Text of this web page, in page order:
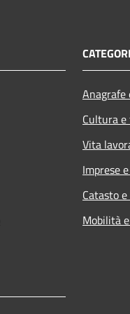
Cultura
Vita
Imprese
Catasto
Mobilità